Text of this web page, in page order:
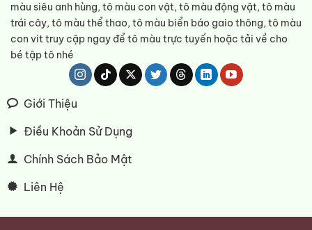
màu siêu anh hùng, tô màu con vật, tô màu động vật, tô màu
trái cây, tô màu thể thao, tô màu biển báo gaio thông, tô màu
con vit truy cập ngay để tô màu trực tuyến hoặc tải về cho
bé tập tô nhé
Giới Thiệu
Điều Khoản Sử Dụng
Chính Sách Bảo Mật
Liên Hệ